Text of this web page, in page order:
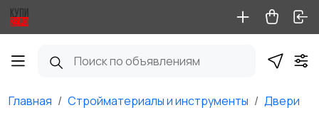
Главная Стройматериалы и инструменты Двери